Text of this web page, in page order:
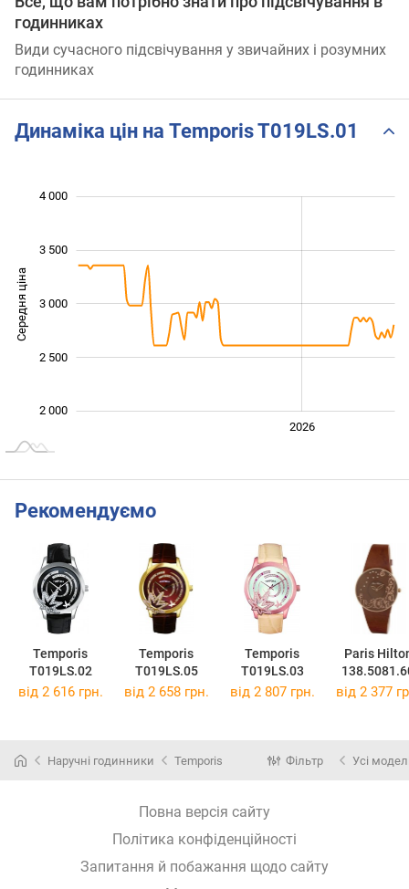
годинниках
Види сучасного підсвічування у звичайних і розумних
годинниках
Динаміка цін на Temporis T019LS.01
Середня ціна 2 200
2 000
4 000
3 000
3 500
2 500
2026
Рекомендуємо
Temporis
T019LS.02
Temporis
T019LS.05
Temporis
T019LS.03
Paris
від 2 616 грн. від 2 658 грн. від 2 807 грн. від 2 377
Наручні годинники Temporis Фільтр Усі
Повна версія сайту
Політика конфіденційності
Запитання й побажання щодо сайту